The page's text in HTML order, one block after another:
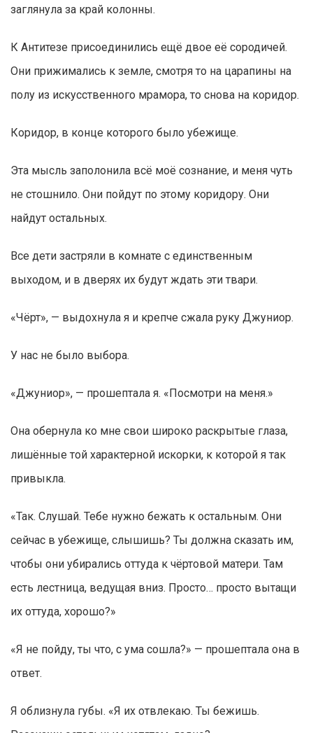
заглянула за край колонны.
К Антитезе присоединились ещё двое её сородичей.
Они прижимались к земле, смотря то на царапины на
полу из искусственного мрамора, то снова на коридор.
Коридор, в конце которого было убежище.
Эта мысль заполонила всё моё сознание, и меня чуть
не стошнило. Они пойдут по этому коридору. Они
найдут остальных.
Все дети застряли в комнате с единственным
выходом, и в дверях их будут ждать эти твари.
«Чёрт», — выдохнула я и крепче сжала руку Джуниор.
У нас не было выбора.
«Джуниор», — прошептала я. «Посмотри на меня.»
Она обернула ко мне свои широко раскрытые глаза,
лишённые той характерной искорки, к которой я так
привыкла.
«Так. Слушай. Тебе нужно бежать к остальным. Они
сейчас в убежище, слышишь? Ты должна сказать им,
чтобы они убирались оттуда к чёртовой матери. Там
есть лестница, ведущая вниз. Просто… просто вытащи
их оттуда, хорошо?»
«Я не пойду, ты что, с ума сошла?» — прошептала она в
ответ.
Я облизнула губы. «Я их отвлекаю. Ты бежишь.